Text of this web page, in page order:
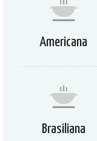
Americana
Brasiliana